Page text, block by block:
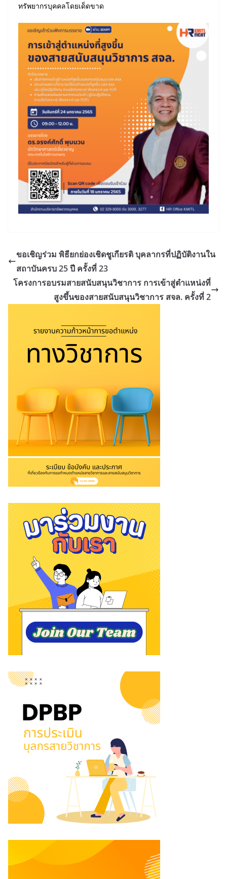
ทรัพยากรบุคคลโดยเด็ดขาด
ขอเชิญร่วม พิธียกย่องเชิดชูเกียรติ บุคลากรที่ปฏิบัติงานใน
สถาบันครบ 25 ปี ครั้งที่ 23
โครงการอบรมสายสนับสนุนวิชาการ การเข้าสู่ตำแหน่งที่
สูงขึ้นของสายสนับสนุนวิชาการ สจล. ครั้งที่ 2